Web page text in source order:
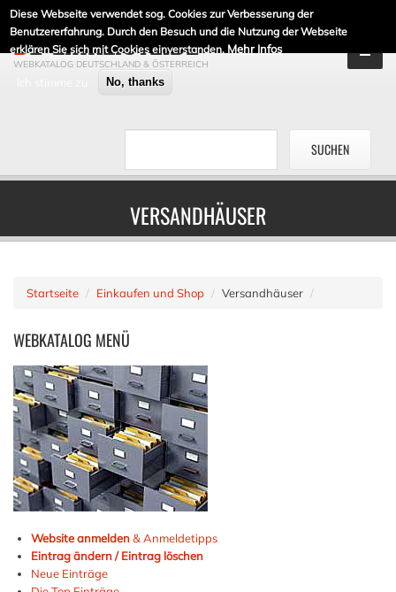
Diese Webseite verwendet sog. Cookies zur Verbesserung der
Benutzererfahrung. Durch den Besuch und die Nutzung der Webseite
erklären Sie sich mit Cookies einverstanden. Mehr Infos
No, thanks
DE-LINKLISTE.DE
WEBKATALOG DEUTSCHLAND & ÖSTERREICH
VERSANDHÄUSER
Startseite Einkaufen und Shop Versandhäuser
WEBKATALOG MENÜ
Website anmelden& Anmeldetipps
Eintrag ändern / Eintrag löschen
Neue Einträge